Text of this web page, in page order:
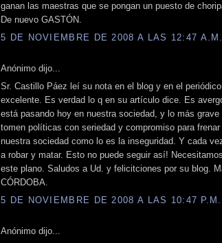
ganan las maestras que se pongan un puesto de
De nuevo GASTÓN.
5 DE NOVIEMBRE DE 2008 A LAS 12:47 A.M.
Anónimo dijo...
Sr. Castillo Páez leí su nota en el blog y en el
excelente. Es verdad lo q en su artículo dice. Es
está pasando hoy en nuestra sociedad, y lo más
tomen políticas con seriedad y compromiso para
nuestra sociedad como lo es la inseguridad. Y cada
a robar y matar. Esto no puede seguir así!
este plano. Saludos a Ud. y felicitciones por su blog.
CÓRDOBA.
5 DE NOVIEMBRE DE 2008 A LAS 10:47 P.M.
Anónimo dijo...